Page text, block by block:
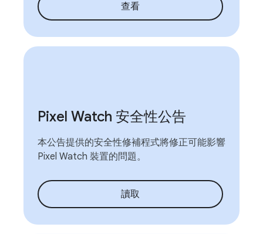
查看
Pixel Watch 安全性公告
本公告提供的安全性修補程式將修正可能影響
Pixel Watch 裝置的問題。
讀取